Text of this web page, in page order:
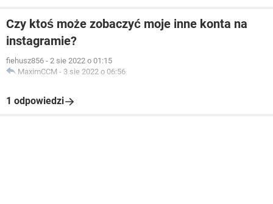
Czy ktoś może zobaczyć moje inne konta na
instagramie?
fiehusz856 - 2 sie 2022 o 01:15
MaximCCM - 3 sie 2022 o 06:56
1 odpowiedzi